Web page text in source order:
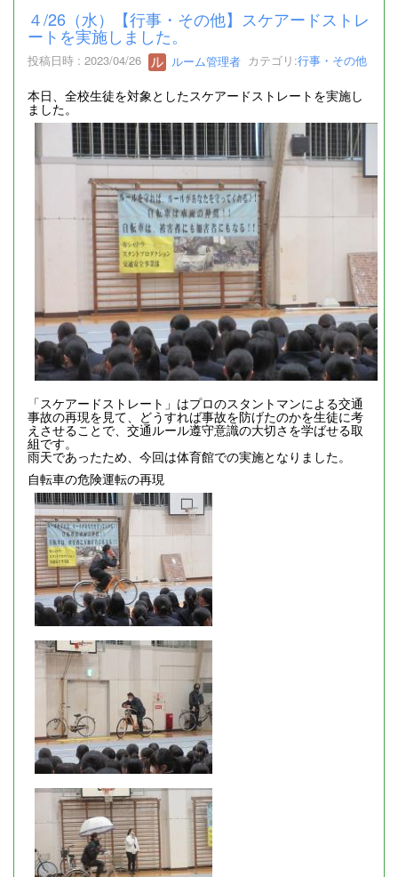
４/26（水）【行事・その他】スケアードストレ
ートを実施しました。
投稿日時 : 2023/04/26 ルーム管理者 カテゴリ:行事・その他
本日、全校生徒を対象としたスケアードストレートを実施し
ました。
「スケアードストレート」はプロのスタントマンによる交通
事故の再現を見て、どうすれば事故を防げたのかを生徒に考
えさせることで、交通ルール遵守意識の大切さを学ばせる取
組です。
雨天であったため、今回は体育館での実施となりました。
自転車の危険運転の再現